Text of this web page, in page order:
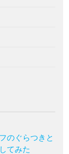
のぐらつきと
てみた